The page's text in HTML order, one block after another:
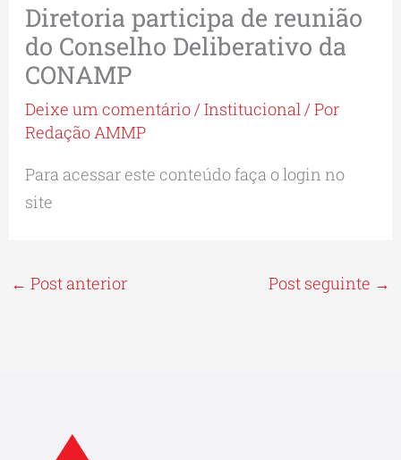
Diretoria participa de reunião
do Conselho Deliberativo da
CONAMP
Deixe um comentário/Institucional/ Por
Redação AMMP
Para acessar este conteúdo faça o login no
site
← Post anterior Post seguinte →